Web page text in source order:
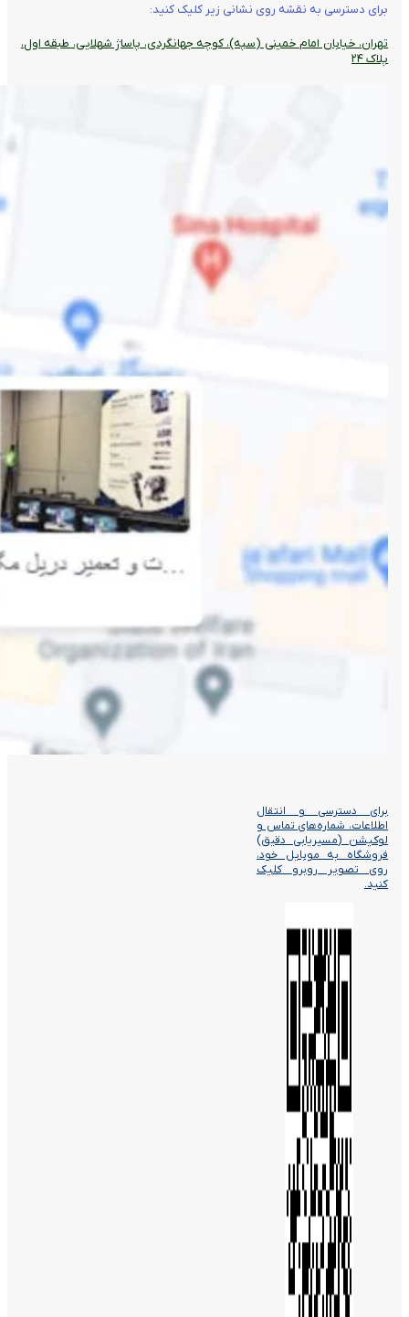
برای دسترسی به نقشه روی نشانی زیر کلیک کنید:
تهران، خیابان امام خمینی (سپه)، کوچه جهانگردی،‌ پاساژ شهلایی، طبقه اول،
پلاک ۲۴
برای دسترسی و انتقال
اطلاعات، شماره‌های تماس و
لوکیشن (مسیریابی دقیق)
فروشگاه به موبایل خود،
روی تصویر روبرو کلیک
کنید.